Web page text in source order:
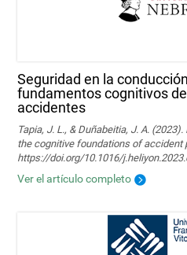
Seguridad en la
fundamentos cognitivos
accidentes
Tapia, J. L., & Duñabeitia, J. A.
the cognitive foundations of accident
https://doi.org/10.1016/
Ver el artículo completo